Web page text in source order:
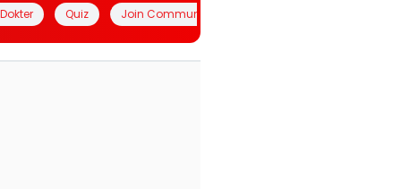
Quiz Join Community